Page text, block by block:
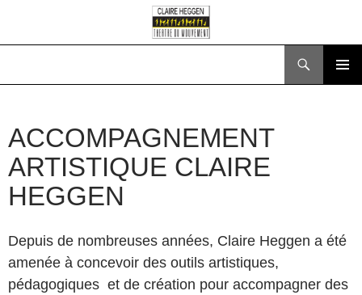
ACCOMPAGNEMENT
ARTISTIQUE CLAIRE
HEGGEN
Depuis de nombreuses années, Claire Heggen a été
amenée à concevoir des outils artistiques,
pédagogiques et de création pour accompagner des